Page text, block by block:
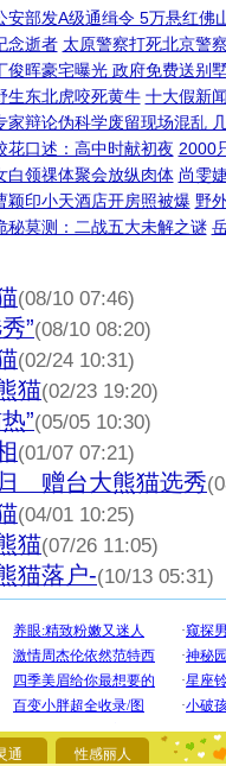
安部发A级通缉令 5万悬红佛
念逝者 太原警察打死北京警
俊晖豪宅曝光 政府免费送别
生东北虎咬死黄牛 十大假新
家辩论伪科学废留现场混乱
花口述：高中时献初夜 2000
白领祼体聚会放纵肉体 尚雯
颖印小天酒店开房照被爆 野
秘莫测：二战五大未解之谜
(08/10 07:46)
”(08/10 08:20)
(02/24 10:31)
猫(02/23 19:20)
”(05/05 10:30)
(01/07 07:21)
赠台大熊猫选秀
(04/01 10:25)
猫(07/26 11:05)
猫落户-(10/13 05:31)
通 性感丽人
[圣诞节]
你太多
要平安
[圣诞节]
能正大光
都要快乐